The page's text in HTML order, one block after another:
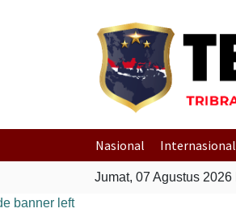
Nasional Internasional
Jumat, 07 Agustus 2026